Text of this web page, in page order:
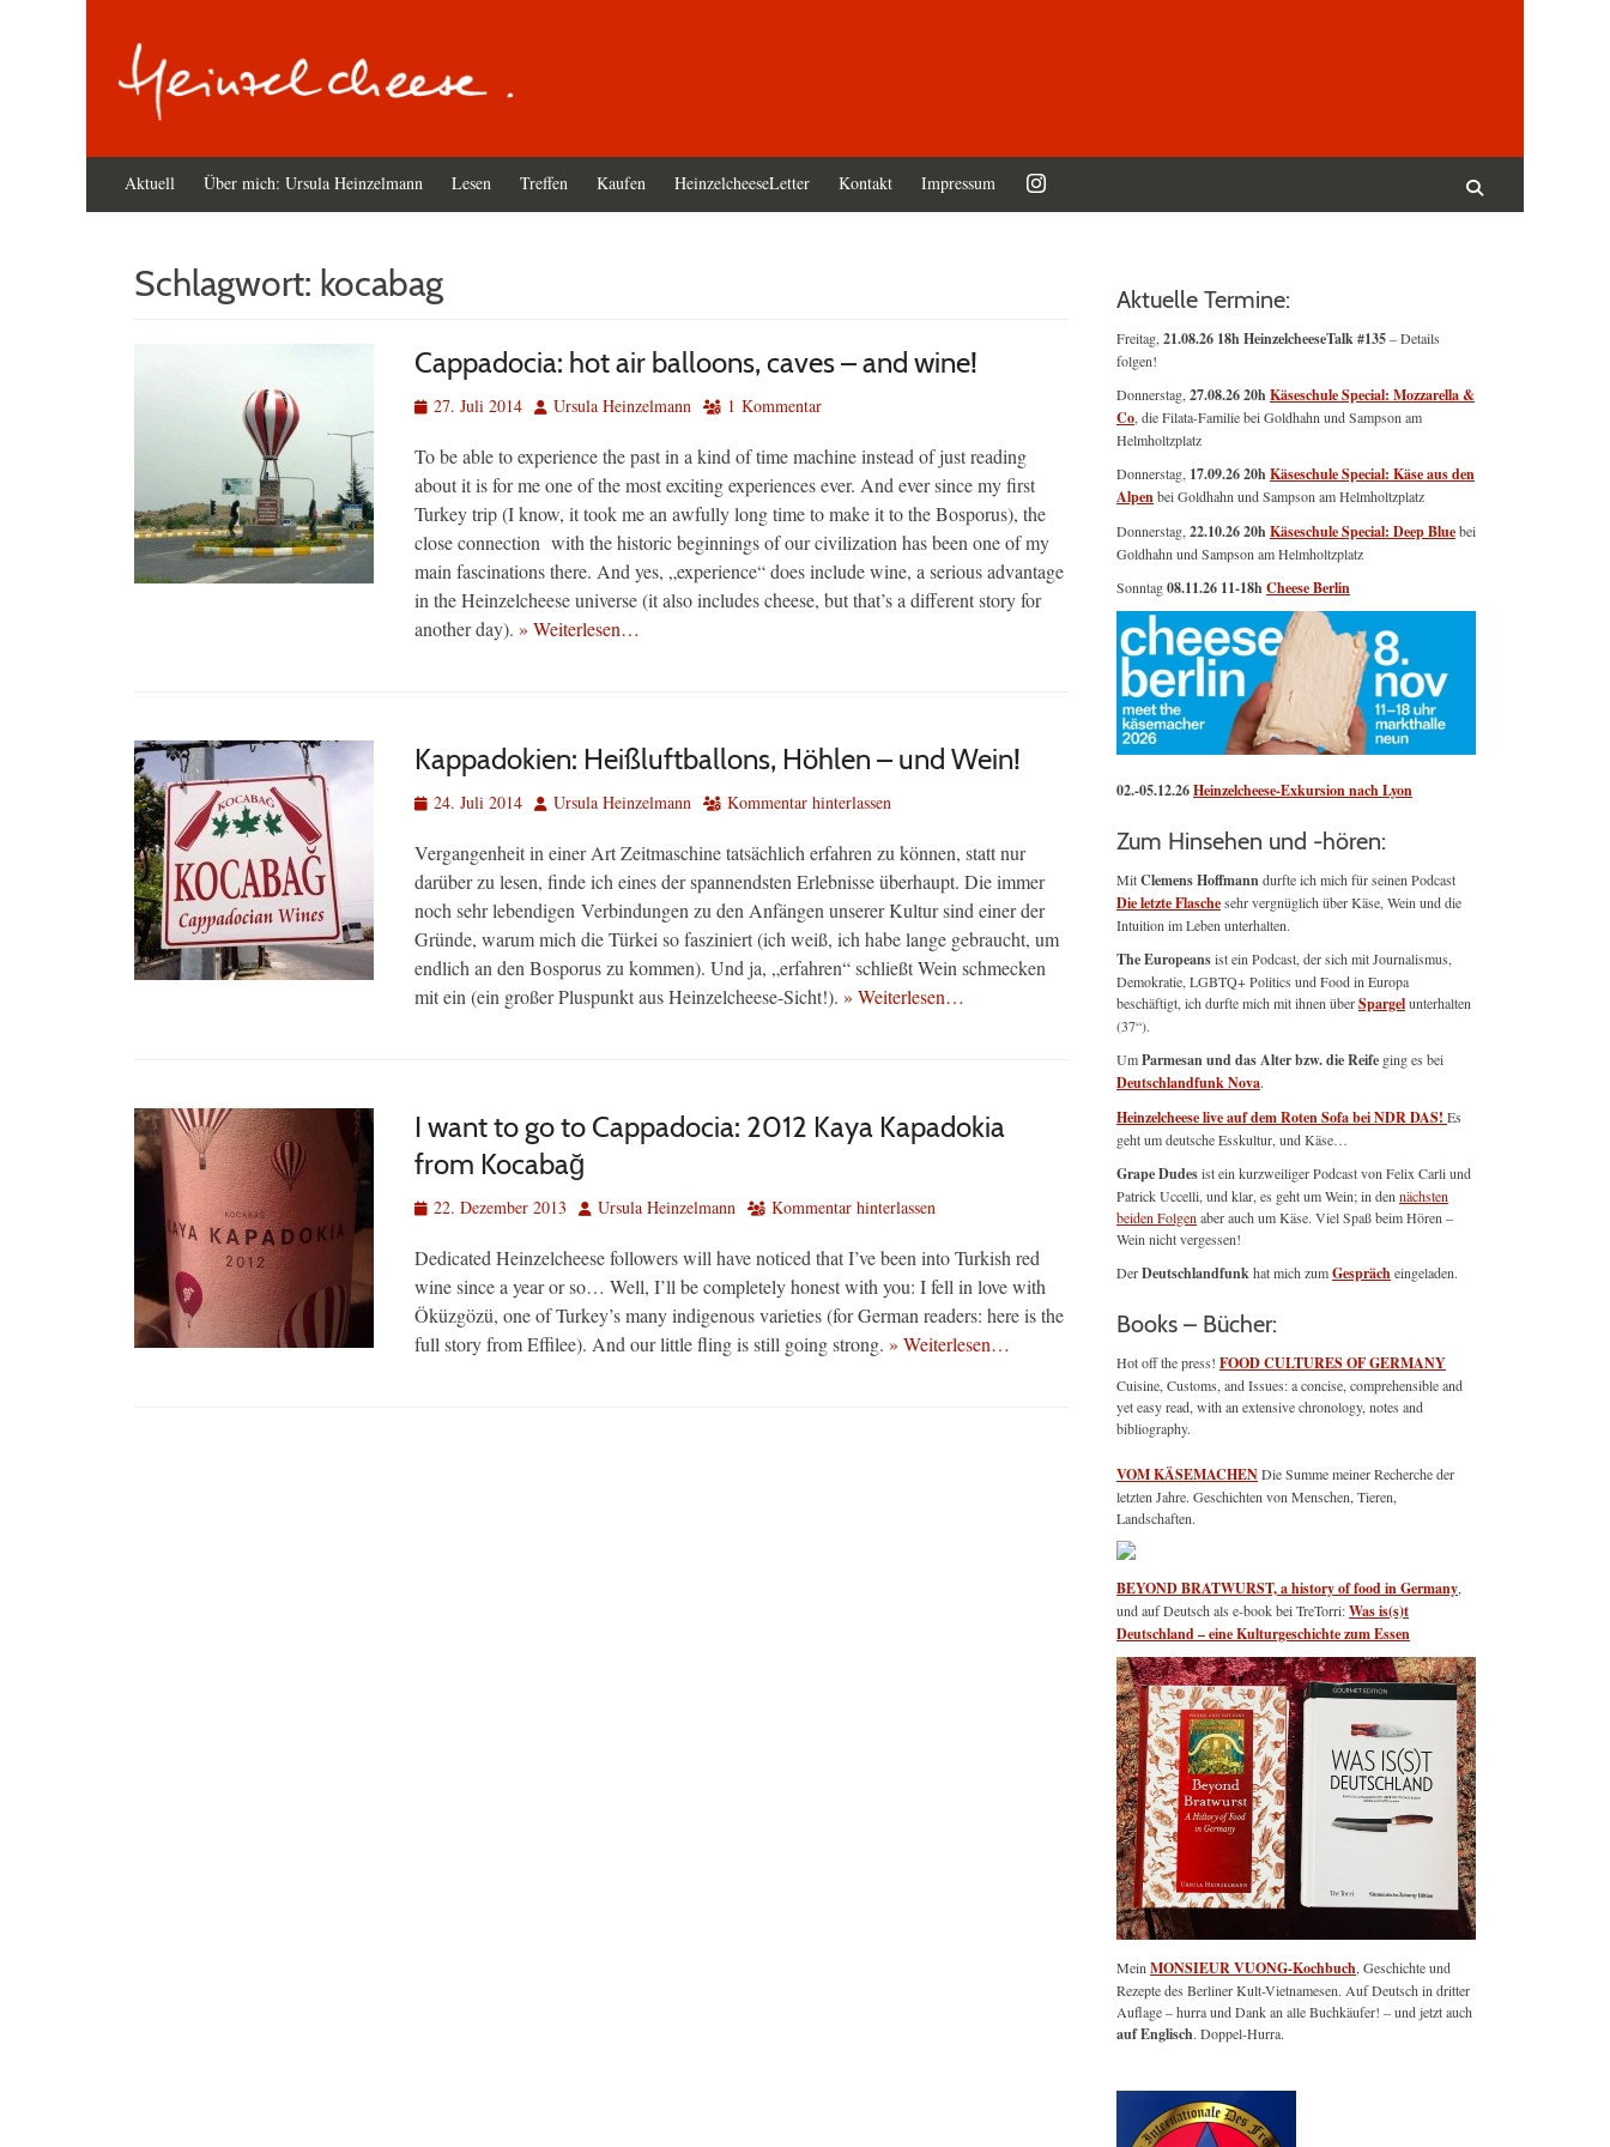
Primäres
Menü
Aktuell Über mich: Ursula Heinzelmann Lesen Treffen Kaufen HeinzelcheeseLetter Kontakt Impressum
Schlagwort: kocabag
Cappadocia: hot air balloons, caves – and wine!
Veröffentlicht
27. Juli 2014 AutorUrsula Heinzelmann 1 Kommentar
To be able to experience the past in a kind of time machine instead of just reading
about it is for me one of the most exciting experiences ever. And ever since my first
Turkey trip (I know, it took me an awfully long time to make it to the Bosporus), the
close connection with the historic beginnings of our civilization has been one of my
main fascinations there. And yes, „experience“ does include wine, a serious advantage
in the Heinzelcheese universe (it also includes cheese, but that’s a different story for
another day). » Weiterlesen…
Kappadokien: Heißluftballons, Höhlen – und Wein!
Veröffentlicht
24. Juli 2014 AutorUrsula Heinzelmann Kommentar hinterlassen
Vergangenheit in einer Art Zeitmaschine tatsächlich erfahren zu können, statt nur
darüber zu lesen, finde ich eines der spannendsten Erlebnisse überhaupt. Die immer
noch sehr lebendigen Verbindungen zu den Anfängen unserer Kultur sind einer der
Gründe, warum mich die Türkei so fasziniert (ich weiß, ich habe lange gebraucht, um
endlich an den Bosporus zu kommen). Und ja, „erfahren“ schließt Wein schmecken
mit ein (ein großer Pluspunkt aus Heinzelcheese-Sicht!). » Weiterlesen…
I want to go to Cappadocia: 2012 Kaya Kapadokia
from Kocabağ
Veröffentlicht
22. Dezember 2013 AutorUrsula Heinzelmann Kommentar hinterlassen
Dedicated Heinzelcheese followers will have noticed that I’ve been into Turkish red
wine since a year or so… Well, I’ll be completely honest with you: I fell in love with
Öküzgözü, one of Turkey’s many indigenous varieties (for German readers: here is the
full story from Effilee). And our little fling is still going strong. » Weiterlesen…
Aktuelle Termine:
Freitag, 21.08.26 18h HeinzelcheeseTalk #135– Details
folgen!
Donnerstag, 27.08.26 20hKäseschule Special: Mozzarella &
Co , die Filata-Familie bei Goldhahn und Sampson am
Helmholtzplatz
Donnerstag, 17.09.26 20hKäseschule Special: Käse aus den
Alpenbei Goldhahn und Sampson am Helmholtzplatz
Donnerstag, 22.10.26 20hKäseschule Special: Deep Bluebei
Goldhahn und Sampson am Helmholtzplatz
Sonntag08.11.26 11-18hCheese Berlin
02.-05.12.26Heinzelcheese-Exkursion nach Lyon
Zum Hinsehen und -hören:
MitClemens Hoffmanndurfte ich mich für seinen Podcast
Die letzte Flaschesehr vergnüglich über Käse, Wein und die
Intuition im Leben unterhalten.
The Europeansist ein Podcast, der sich mit Journalismus,
Demokratie, LGBTQ+ Politics und Food in Europa
beschäftigt, ich durfte mich mit ihnen überSpargelunterhalten
(37“).
UmParmesan und das Alter bzw. die Reife ging es bei
Deutschlandfunk Nova.
Heinzelcheese live auf dem Roten Sofa bei NDR DAS! Es
geht um deutsche Esskultur, und Käse…
Grape Dudesist ein kurzweiliger Podcast von Felix Carli und
Patrick Uccelli, und klar, es geht um Wein; in den nächsten
beiden Folgen aber auch um Käse. Viel Spaß beim Hören –
Wein nicht vergessen!
DerDeutschlandfunkhat mich zumGesprächeingeladen.
Books – Bücher:
Hot off the press! FOOD CULTURES OF GERMANY
Cuisine, Customs, and Issues: a concise, comprehensible and
yet easy read, with an extensive chronology, notes and
bibliography.
VOM KÄSEMACHENDie Summe meiner Recherche der
letzten Jahre. Geschichten von Menschen, Tieren,
Landschaften.
BEYOND BRATWURST, a history of food in Germany
und auf Deutsch als e-book bei TreTorri:Was is(s)t
Deutschland – eine Kulturgeschichte zum Essen
Mein MONSIEUR VUONG-Kochbuch , Geschichte und
Rezepte des Berliner Kult-Vietnamesen. Auf Deutsch in dritter
Auflage – hurra und Dank an alle Buchkäufer! – und jetzt auch
auf Englisch. Doppel-Hurra.